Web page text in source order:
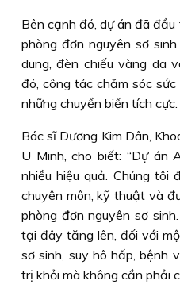
Bên cạnh đó, dự án đã
phòng đơn nguyên sơ
dung, đèn chiếu vàng da
đó, công tác chăm sóc
những chuyển biến tích cực.
Bác sĩ Dương Kim Dân,
U Minh, cho biết: “Dự án
nhiều hiệu quả. Chúng
chuyên môn, kỹ thuật và
phòng đơn nguyên sơ
tại đây tăng lên, đối với
sơ sinh, suy hô hấp, bệnh
trị khỏi mà không cần phải